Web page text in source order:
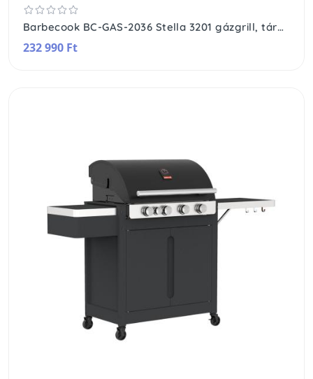
Barbecook BC-GAS-2036 Stella 3201 gázgrill, tárolóval, oldalégővel, 174x59x119cm
232 990 Ft